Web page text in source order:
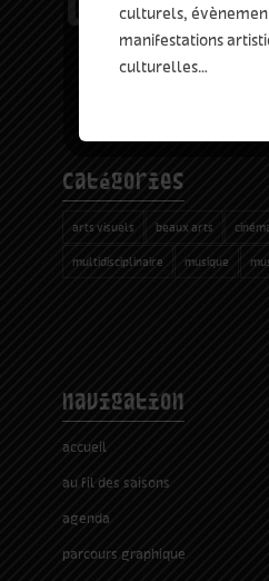
catégories
arts visuels beaux arts
multidisciplinaire musique
navigation
accueil
au fil des saisons
agenda
parcours graphique
culturels,
manifestations
culturelles…